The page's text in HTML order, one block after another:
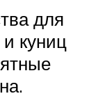
для
куниц